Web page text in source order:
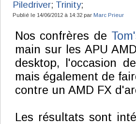
Piledriver; Trinity;
Publié le 14/06/2012 à 14:32 par Marc Prieur
Nos confrères de
main sur les APU
desktop, l'occasion
mais également de
contre un AMD FX
Les résultats sont